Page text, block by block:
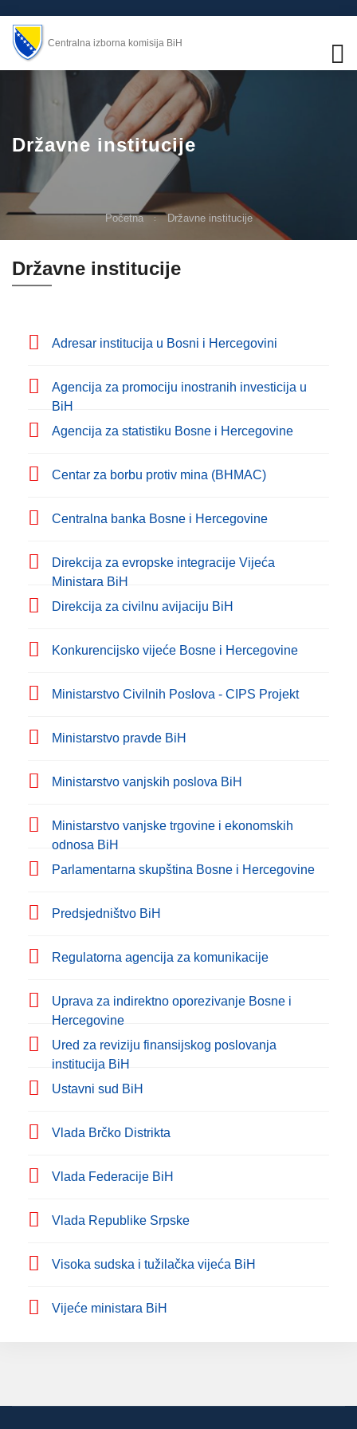
Centralna izborna komisija BiH
Državne institucije
Početna Državne institucije
Državne institucije
Adresar institucija u Bosni i Hercegovini
Agencija za promociju inostranih investicija u
BiH
Agencija za statistiku Bosne i Hercegovine
Centar za borbu protiv mina (BHMAC)
Centralna banka Bosne i Hercegovine
Direkcija za evropske integracije Vijeća
Ministara BiH
Direkcija za civilnu avijaciju BiH
Konkurencijsko vijeće Bosne i Hercegovine
Ministarstvo Civilnih Poslova - CIPS Projekt
Ministarstvo pravde BiH
Ministarstvo vanjskih poslova BiH
Ministarstvo vanjske trgovine i ekonomskih
odnosa BiH
Parlamentarna skupština Bosne i Hercegovine
Predsjedništvo BiH
Regulatorna agencija za komunikacije
Uprava za indirektno oporezivanje Bosne i
Hercegovine
Ured za reviziju finansijskog poslovanja
institucija BiH
Ustavni sud BiH
Vlada Brčko Distrikta
Vlada Federacije BiH
Vlada Republike Srpske
Visoka sudska i tužilačka vijeća BiH
Vijeće ministara BiH